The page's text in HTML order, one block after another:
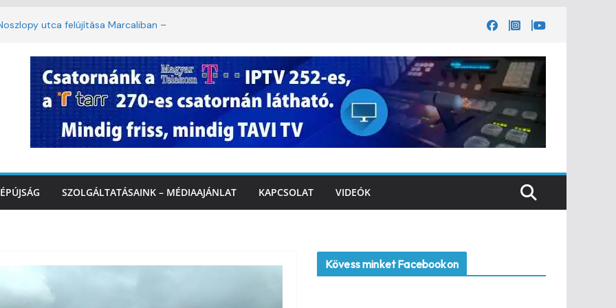
utca felújítása Marcaliban –
lakossági felháborodást váltott ki a
Marcaliban – VIDEÓ
a Balatonnál – az első félidő végén
SZOLGÁLTATÁSAINK – MÉDIAAJÁNLAT KAPCSOLAT VIDEÓK
Kövess minket Facebookon